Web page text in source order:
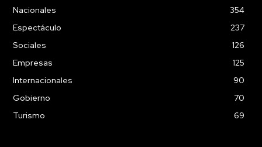
Nacionales
354
Espectáculo
237
Sociales
126
Empresas
125
Internacionales
90
Gobierno
70
Turismo
69